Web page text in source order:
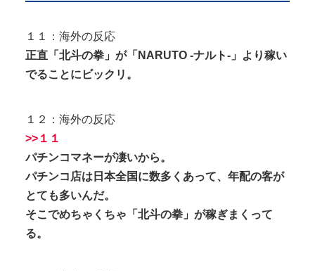
１１：海外の反応
正直「北斗の拳」が「NARUTO -ナルト-」より稼い
でることにビックリ。
１２：海外の反応
>>１１
パチンコマネーが凄いから。
パチンコ店は日本全国に数多くあって、年配の客が
とても多いんだ。
そこでめちゃくちゃ「北斗の拳」が稼ぎまくって
る。